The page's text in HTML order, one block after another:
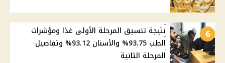
6
نتيجة تنسيق المرحلة الأولى غدًا ومؤشرات
الطب 93.75% والأسنان 93.12% وتفاصيل
المرحلة الثانية